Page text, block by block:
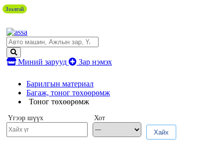
Миний зарууд Зар нэмэх
Барилгын материал
Багаж, тоног төхөөрөмж
Тоног төхөөрөмж
Үгээр шүүх
Хот
Хайх
Зээлтэй